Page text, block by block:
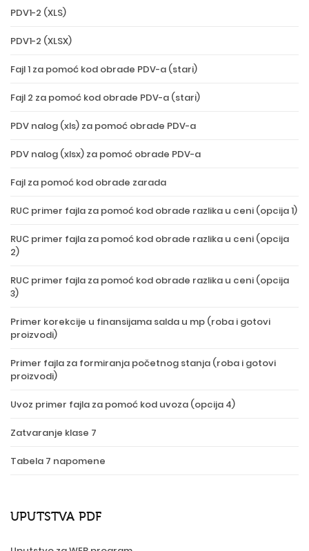
PDV1-2 (XLS)
PDV1-2 (XLSX)
Fajl 1 za pomoć kod obrade PDV-a (stari)
Fajl 2 za pomoć kod obrade PDV-a (stari)
PDV nalog (xls) za pomoć obrade PDV-a
PDV nalog (xlsx) za pomoć obrade PDV-a
Fajl za pomoć kod obrade zarada
RUC primer fajla za pomoć kod obrade razlika u ceni (opcija 1)
RUC primer fajla za pomoć kod obrade razlika u ceni (opcija
2)
RUC primer fajla za pomoć kod obrade razlika u ceni (opcija
3)
Primer korekcije u finansijama salda u mp (roba i gotovi
proizvodi)
Primer fajla za formiranja početnog stanja (roba i gotovi
proizvodi)
Uvoz primer fajla za pomoć kod uvoza (opcija 4)
Zatvaranje klase 7
Tabela 7 napomene
UPUTSTVA PDF